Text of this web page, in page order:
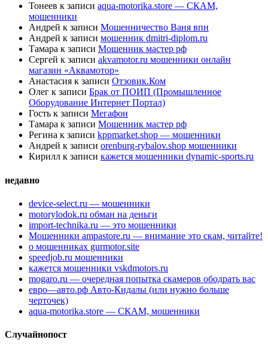
Тонеев к записи aqua-motorika.store — СКАМ,
мошенники
Андрей к записи Мошенничество Ваня впн
Андрей к записи мошенник dmitri-diplom.ru
Тамара к записи Мошенник мастер рф
Сергей к записи akvamotor.ru мошенники онлайн
магазин «Аквамотор»
Анастасия к записи Отзовик.Ком
Олег к записи Брак от ПОИП (Промышленное
Оборудование Интернет Портал)
Гость к записи Мегафон
Тамара к записи Мошенник мастер рф
Регина к записи kppmarket.shop — мошенники
Андрей к записи orenburg-rybalov.shop мошенники
Кирилл к записи кажется мошенники dynamic-sports.ru
недавно
device-select.ru — мошенники
motorylodok.ru обман на деньги
import-technika.ru — это мошенники
Мошенники ampastore.ru — внимание это скам, читайте!
о мошенниках gurmotor.site
speedjob.ru мошенники
кажется мошенники vskdmotors.ru
mogaro.ru — очередная попытка скамеров ободрать вас
евро—авто.рф Авто-Кидалы (или нужно больше
черточек)
aqua-motorika.store — СКАМ, мошенники
Случайнопост